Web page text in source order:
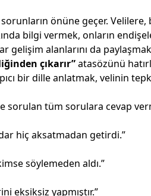
önüne geçer. Velilere,
bilgi vermek, onların
gelişim alanlarını da
çıkarır”atasözünü
bir dille anlatmak, velinin
sorulan tüm sorulara cevap
hiç aksatmadan getirdi.”
söylemeden aldı.”
eksiksiz yapmıştır.”